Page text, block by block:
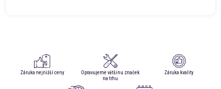
Záruka nejnižší ceny
Opravujeme většinu značek
na trhu
Záruka kvality